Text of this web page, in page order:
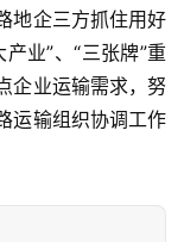
地企三方抓住用好
业”、“三张牌”重
企业运输需求，努
运输组织协调工作